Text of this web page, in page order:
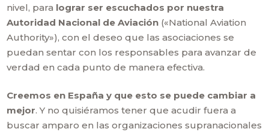
nivel, para lograr ser escuchados por nuestra
Autoridad Nacional de Aviación («National Aviation
Authority»), con el deseo que las asociaciones se
puedan sentar con los responsables para avanzar de
verdad en cada punto de manera efectiva.
Creemos en España y que esto se puede cambiar a
mejor. Y no quisiéramos tener que acudir fuera a
buscar amparo en las organizaciones supranacionales